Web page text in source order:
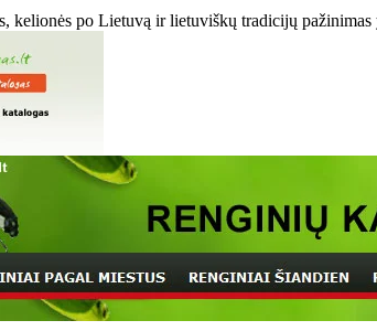
kelionės po Lietuvą ir lietuviškų tradicijų